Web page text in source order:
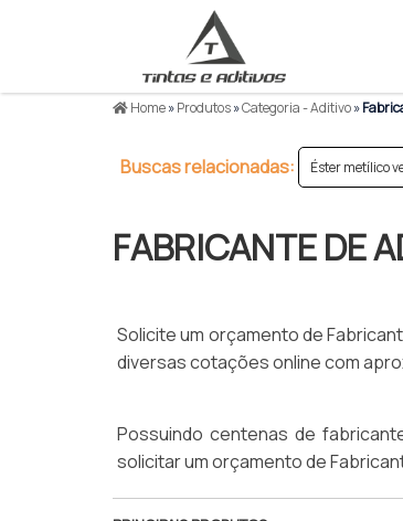
Home»Produtos»Categoria - Aditivo»
Buscas relacionadas: Éster metílico
FABRICANTE DE
Solicite um orçamento de
diversas cotações online com
Possuindo centenas de
solicitar um orçamento de